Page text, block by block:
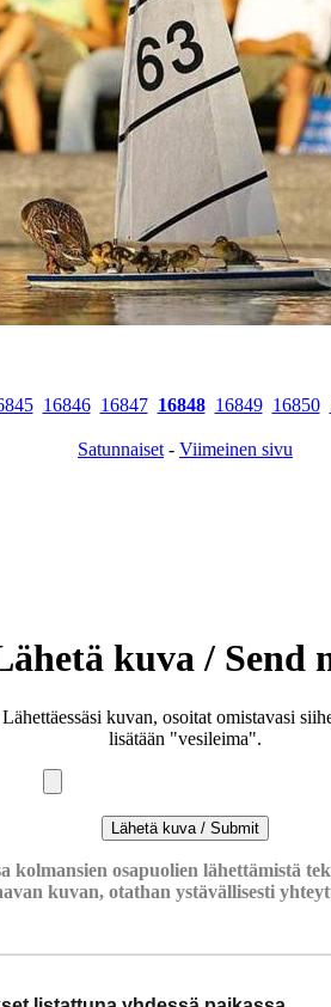
16846 16847 16848 16849 16850
Satunnaiset - Viimeinen sivu
kuva / Send
kuvan, osoitat omistavasi
lisätään "vesileima".
osapuolien lähettämistä
kuvan, otathan ystävällisesti